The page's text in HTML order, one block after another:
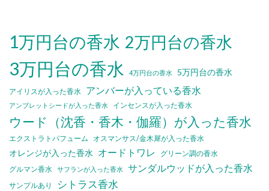
1万円台の香水 2万円台の香水
3万円台の香水 4万円台の香水 5万円台の香水
アイリスが入った香水 アンバーが入っている香水
アンブレットシードが入った香水 インセンスが入った香水
ウード（沈香・香木・伽羅）が入った香水
エクストラトパフューム オスマンサス/金木犀が入った香水
オレンジが入った香水 オードトワレ
グリーン調の香水
グルマン香水
サフランが入った香水 サンダルウッドが入った香水
サンプルあり シトラス香水